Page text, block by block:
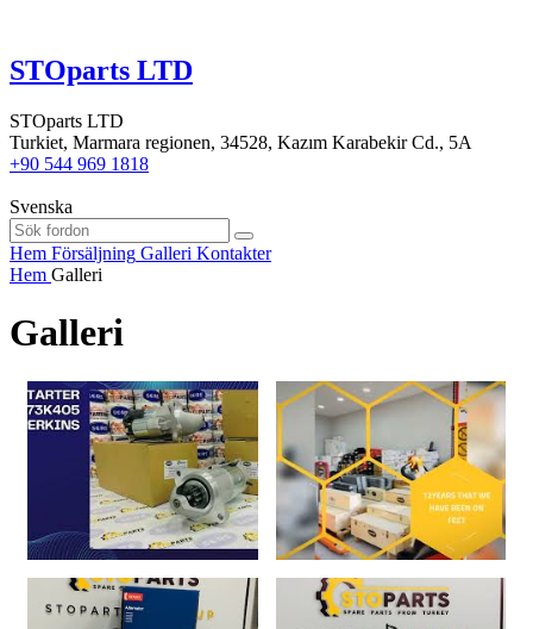
STOparts LTD
STOparts LTD
Turkiet, Marmara regionen, 34528, Kazım Karabekir Cd., 5A
+90 544 969 1818
Svenska
Hem Försäljning Galleri Kontakter
Hem Galleri
Galleri